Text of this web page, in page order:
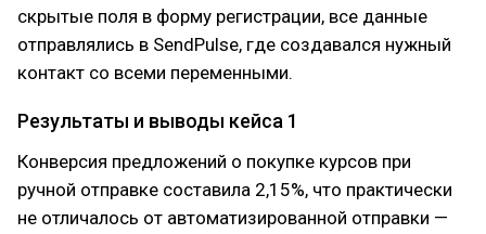
скрытые поля в форму регистрации, все данные
отправлялись в SendPulse, где создавался нужный
контакт со всеми переменными.
Результаты и выводы кейса 1
Конверсия предложений о покупке курсов при
ручной отправке составила 2,15%, что практически
не отличалось от автоматизированной отправки —